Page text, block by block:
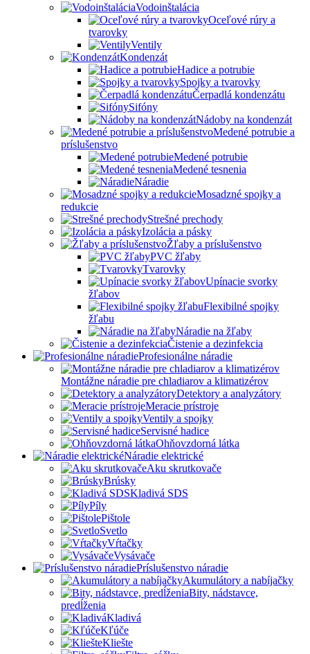
Vodoinštalácia
Oceľové rúry a
tvarovky
Ventily
Kondenzát
Hadice a potrubie
Spojky a tvarovky
Čerpadlá kondenzátu
Sifóny
Nádoby na kondenzát
Medené potrubie a
príslušenstvo
Medené potrubie
Medené tesnenia
Náradie
Mosadzné spojky a
redukcie
Strešné prechody
Izolácia a pásky
Žľaby a príslušenstvo
PVC žľaby
Tvarovky
Upínacie svorky
žľabov
Flexibilné spojky
žľabu
Náradie na žľaby
Čistenie a dezinfekcia
Profesionálne náradie
Montážne náradie pre chladiarov a klimatizérov
Detektory a analyzátory
Meracie prístroje
Ventily a spojky
Servisné hadice
Ohňovzdorná látka
Náradie elektrické
Aku skrutkovače
Brúsky
Kladivá SDS
Píly
Pištole
Svetlo
Vŕtačky
Vysávače
Príslušenstvo náradie
Akumulátory a nabíjačky
Bity, nádstavce,
predĺženia
Kladivá
Kľúče
Kliešte